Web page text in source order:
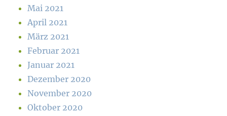
Mai 2021
April 2021
März 2021
Februar 2021
Januar 2021
Dezember 2020
November 2020
Oktober 2020